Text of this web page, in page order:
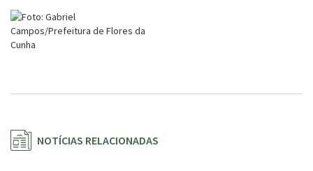
NOTÍCIAS RELACIONADAS